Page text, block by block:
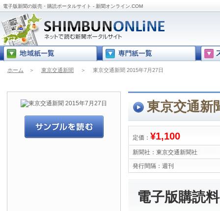
電子版新聞の販売・購読ポータルサイト - 新聞オンライン.COM
ホーム ＞ 東京交通新聞 ＞ 東京交通新聞 2015年7月27日
東京交通新
定価： ¥1,100
新聞社： 東京交通新聞社
発行間隔： 週刊
電子版購読